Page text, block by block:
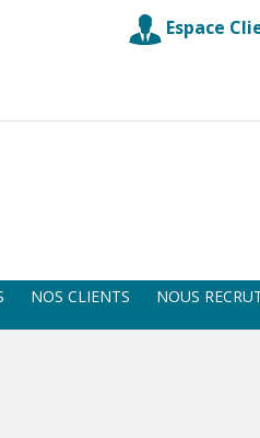
Espace
NOS CLIENTS NOUS